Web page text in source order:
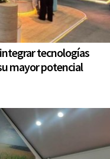
tecnologías
mayor potencial